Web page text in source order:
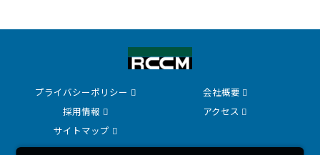
プライバシーポリシー
会社概要
採用情報
アクセス
サイトマップ